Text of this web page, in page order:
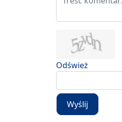
Odśwież
Wyślij